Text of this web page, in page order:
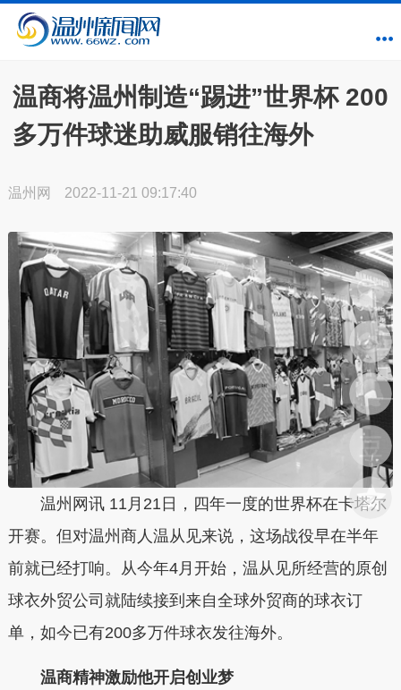
温商将温州制造“踢进”世界杯 200
多万件球迷助威服销往海外
温州网 2022-11-21 09:17:40
温州网讯 11月21日，四年一度的世界杯在卡塔尔
开赛。但对温州商人温从见来说，这场战役早在半年
前就已经打响。从今年4月开始，温从见所经营的原创
球衣外贸公司就陆续接到来自全球外贸商的球衣订
单，如今已有200多万件球衣发往海外。
温商精神激励他开启创业梦